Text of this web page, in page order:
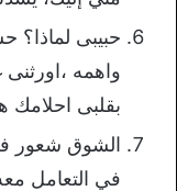
حبيبى لماذا؟
واهمه
بقلبى احلامك
الشوق شعور
في التعامل